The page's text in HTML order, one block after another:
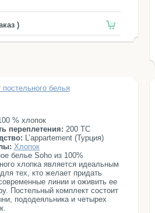
)
постельного белья
% хлопок
переплетения: 200 ТС
L’appartement (Турция)
Хлопок
белье Soho из 100%
хлопка является идеальным
тех, кто желает придать
линии и оживить ее
Постельный комплект состоит
пододеяльника и четырех